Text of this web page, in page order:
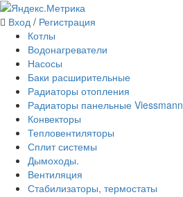
Вход / Регистрация
Котлы
Водонагреватели
Насосы
Баки расширительные
Радиаторы отопления
Радиаторы панельные Viessmann
Конвекторы
Тепловентиляторы
Сплит системы
Дымоходы.
Вентиляция
Стабилизаторы, термостаты